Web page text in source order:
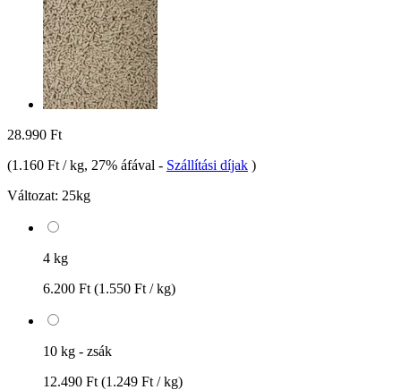
28.990 Ft
(1.160 Ft / kg, 27% áfával - Szállítási díjak )
Változat: 25kg
4 kg
6.200 Ft (1.550 Ft / kg)
10 kg - zsák
12.490 Ft (1.249 Ft / kg)